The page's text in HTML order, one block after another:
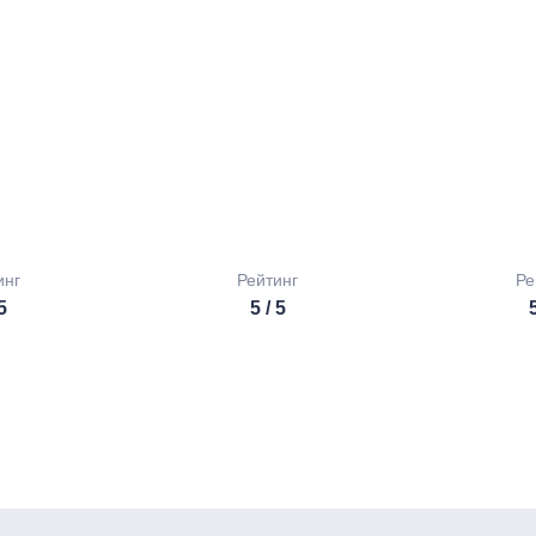
Рейтинг
5 / 5